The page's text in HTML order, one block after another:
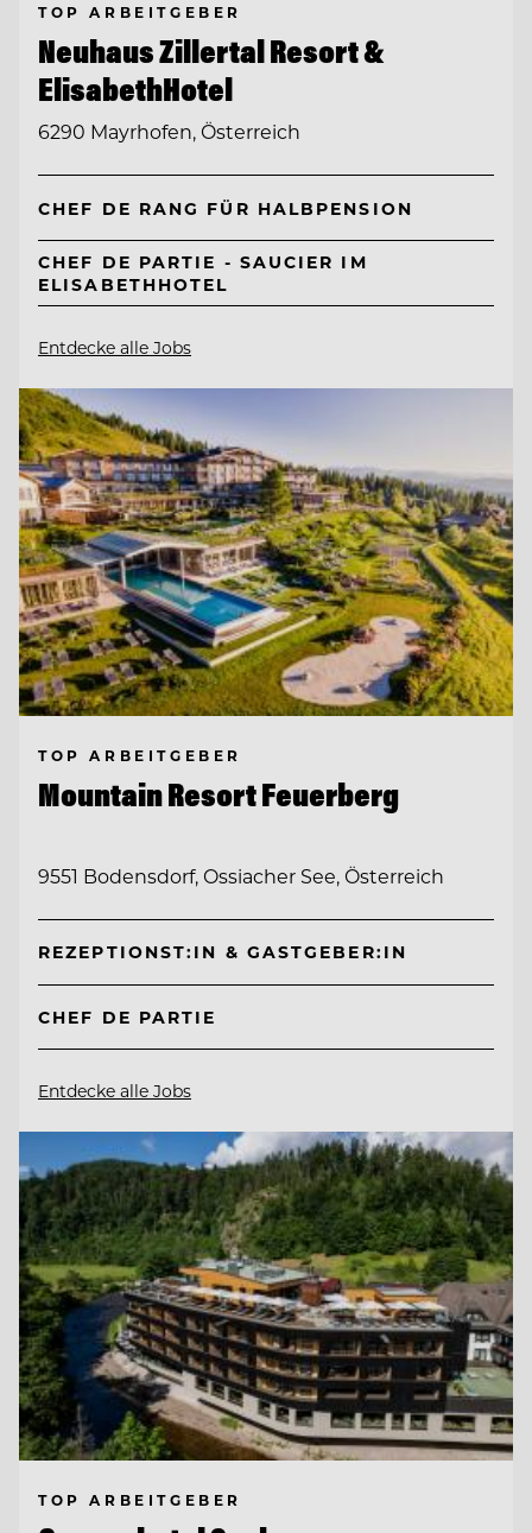
TOP ARBEITGEBER
Neuhaus Zillertal Resort &
ElisabethHotel
6290 Mayrhofen, Österreich
CHEF DE RANG FÜR HALBPENSION
CHEF DE PARTIE - SAUCIER IM
ELISABETHHOTEL
Entdecke alle Jobs
TOP ARBEITGEBER
Mountain Resort Feuerberg
9551 Bodensdorf, Ossiacher See, Österreich
REZEPTIONST:IN & GASTGEBER:IN
CHEF DE PARTIE
Entdecke alle Jobs
TOP ARBEITGEBER